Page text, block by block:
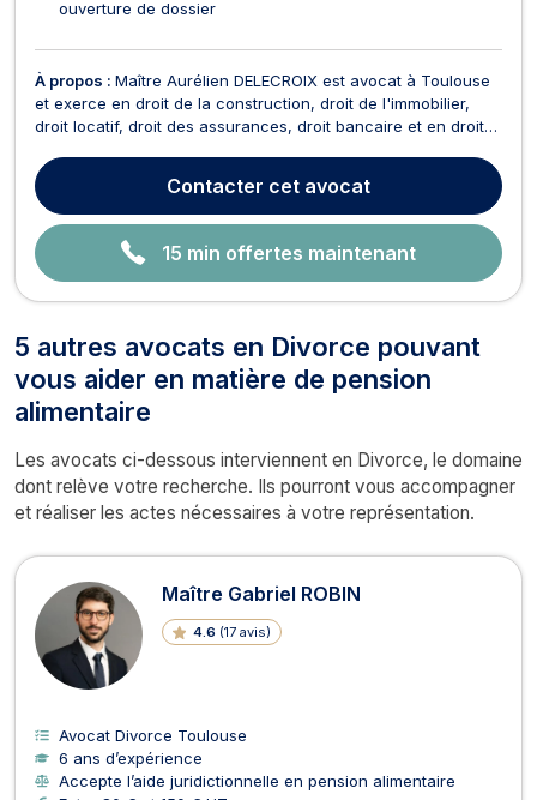
ouverture de dossier
À propos : Maître Aurélien DELECROIX est avocat à Toulouse
et exerce en droit de la construction, droit de l'immobilier,
droit locatif, droit des assurances, droit bancaire et en droit
construction pour toutes problématiques liées aux retards de
livraison, aux malfaçons, au crédit-...
Contacter cet avocat
15 min offertes maintenant
5 autres avocats en Divorce pouvant
vous aider en matière de pension
alimentaire
Les avocats ci-dessous interviennent en Divorce, le domaine
dont relève votre recherche. Ils pourront vous accompagner
et réaliser les actes nécessaires à votre représentation.
Maître Gabriel ROBIN
4.6 (17 avis)
Avocat Divorce Toulouse
6 ans d’expérience
Accepte l’aide juridictionnelle en pension alimentaire